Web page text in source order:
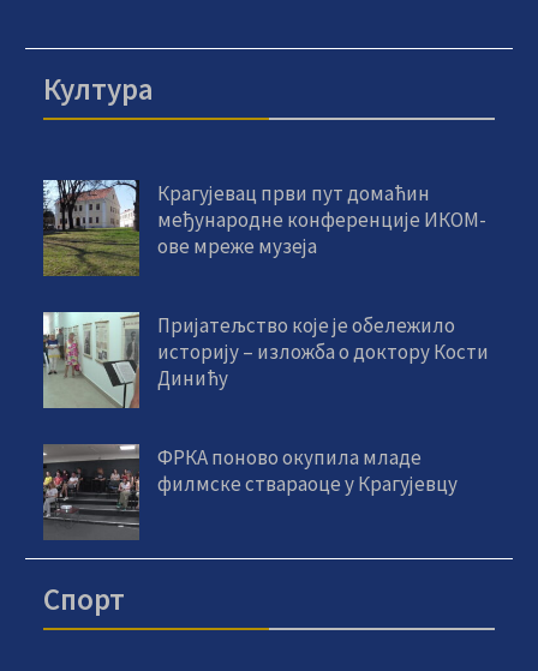
Култура
Крагујевац први пут домаћин
међународне конференције ИКОМ-
ове мреже музеја
Пријатељство које је обележило
историју – изложба о доктору Кости
Динићу
ФРКА поново окупила младе
филмске ствараоце у Крагујевцу
Спорт